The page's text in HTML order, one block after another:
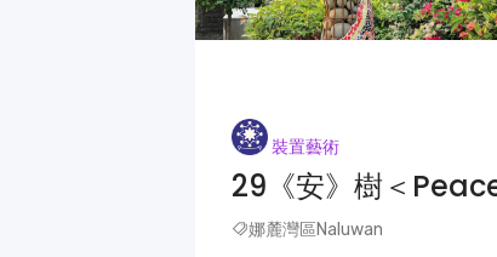
裝置藝術
29《安》樹＜
娜麓灣區Naluwan